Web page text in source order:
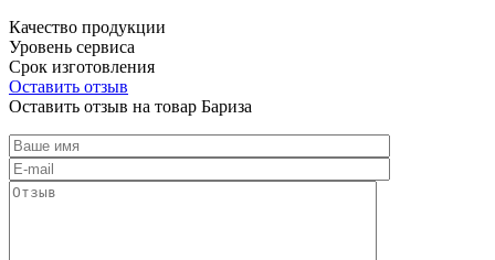
Качество продукции
Уровень сервиса
Срок изготовления
Оставить отзыв
Оставить отзыв на товар Бариза